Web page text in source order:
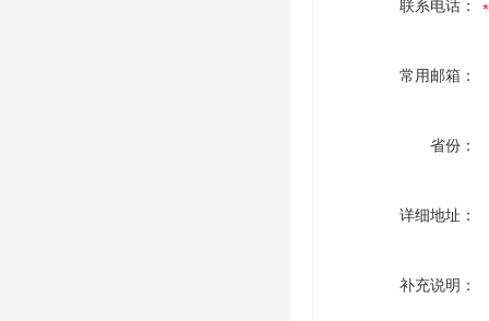
联系电话：
常用邮箱：
省份：
详细地址：
补充说明：